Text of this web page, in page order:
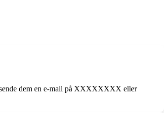
dem en e-mail på XXXXXXXX eller